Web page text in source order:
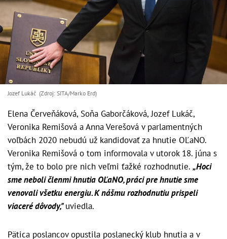
Jozef Lukáč (Zdroj: SITA/Marko Erd)
Elena Červeňáková, Soňa Gaborčáková, Jozef Lukáč,
Veronika Remišová a Anna Verešová v parlamentných
voľbách 2020 nebudú už kandidovať za hnutie OĽaNO.
Veronika Remišová o tom informovala v utorok 18. júna s
tým, že to bolo pre nich veľmi ťažké rozhodnutie. „Hoci
sme neboli členmi hnutia OĽaNO, práci pre hnutie sme
venovali všetku energiu. K nášmu rozhodnutiu prispeli
viaceré dôvody,"uviedla.
Pätica poslancov opustila poslanecký klub hnutia a v